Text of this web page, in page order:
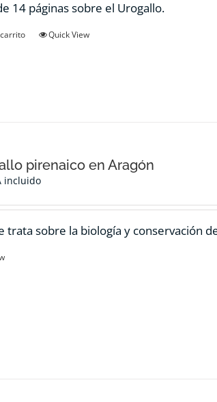
14 páginas sobre el Urogallo.
Quick View
pirenaico en Aragón
incluido
trata sobre la biología y conservación